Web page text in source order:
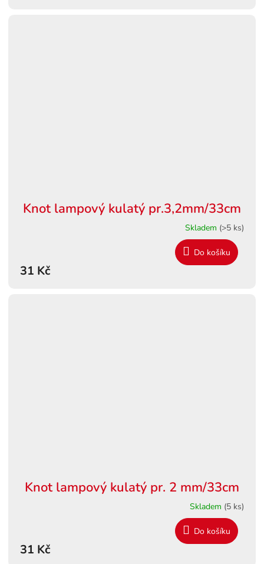
Knot lampový kulatý pr.3,2mm/33cm
Skladem (>5 ks)
31 Kč
Do košíku
Knot lampový kulatý pr. 2 mm/33cm
Skladem (5 ks)
31 Kč
Do košíku